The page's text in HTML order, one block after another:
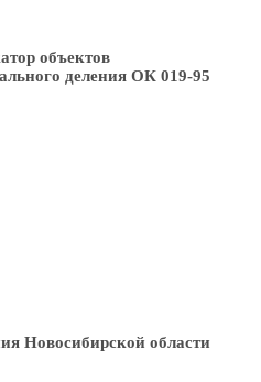
объектов
деления ОК 019-95
Новосибирской области